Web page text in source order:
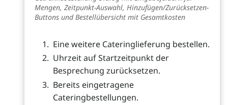
Mengen, Zeitpunkt-Auswahl, Hinzufügen/Zurücksetzen-
Buttons und Bestellübersicht mit Gesamtkosten
Eine weitere Cateringlieferung bestellen.
Uhrzeit auf Startzeitpunkt der
Besprechung zurücksetzen.
Bereits eingetragene
Cateringbestellungen.